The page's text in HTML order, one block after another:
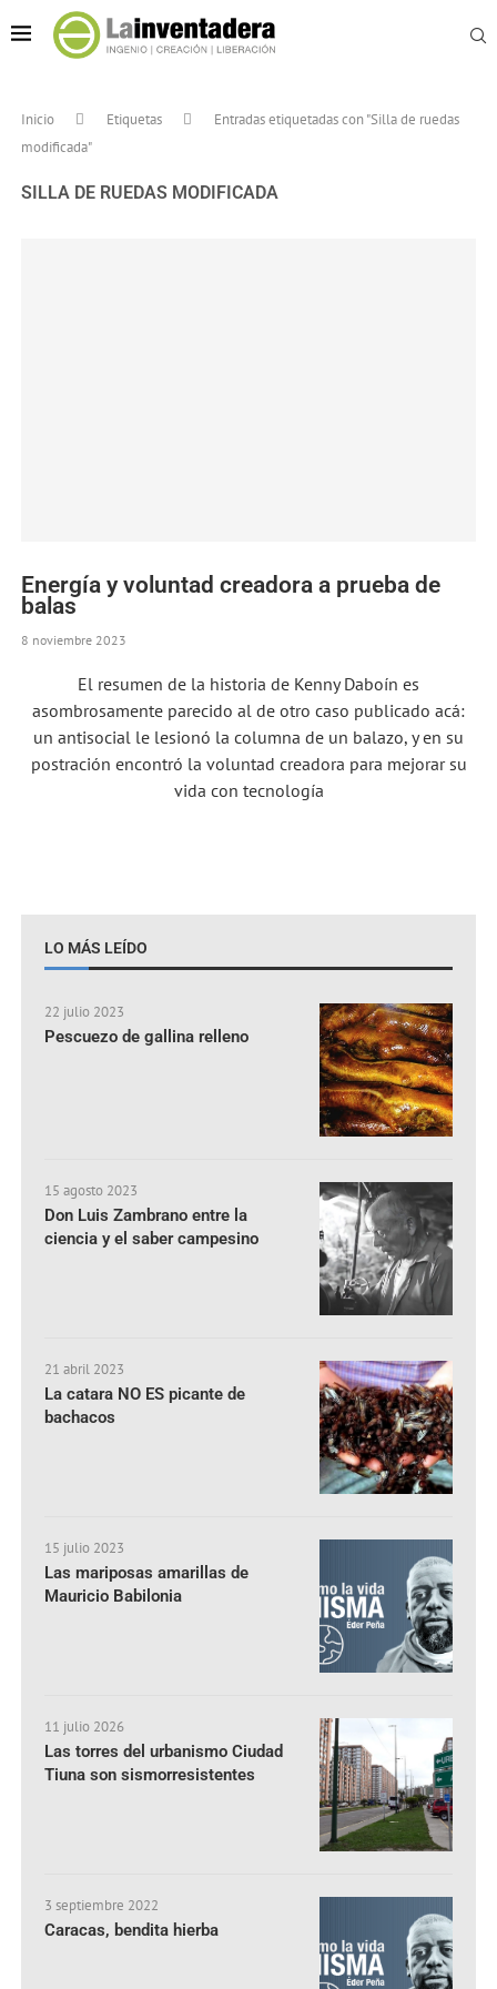
Inicio Etiquetas
Entradas etiquetadas con "Silla de ruedas
modificada"
SILLA DE RUEDAS MODIFICADA
Energía y voluntad creadora a prueba de
balas
8 noviembre 2023
El resumen de la historia de Kenny Daboín es
asombrosamente parecido al de otro caso publicado acá:
un antisocial le lesionó la columna de un balazo, y en su
postración encontró la voluntad creadora para mejorar su
vida con tecnología
LO MÁS LEÍDO
22 julio 2023
Pescuezo de gallina relleno
15 agosto 2023
Don Luis Zambrano entre la
ciencia y el saber campesino
21 abril 2023
La catara NO ES picante de
bachacos
15 julio 2023
Las mariposas amarillas de
Mauricio Babilonia
11 julio 2026
Las torres del urbanismo Ciudad
Tiuna son sismorresistentes
3 septiembre 2022
Caracas, bendita hierba